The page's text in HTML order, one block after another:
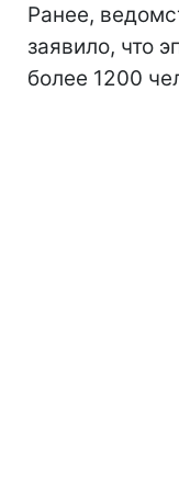
Ранее,
заявило, что
более 1200